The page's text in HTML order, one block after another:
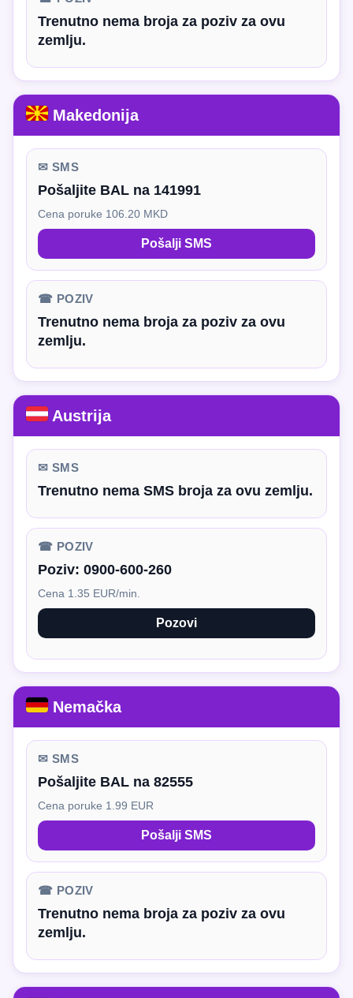
Trenutno nema broja za poziv za ovu
zemlju.
Makedonija
✉ SMS
Pošaljite BAL na 141991
Cena poruke 106.20 MKD
Pošalji SMS
☎ POZIV
Trenutno nema broja za poziv za ovu
zemlju.
Austrija
✉ SMS
Trenutno nema SMS broja za ovu zemlju.
☎ POZIV
Poziv: 0900-600-260
Cena 1.35 EUR/min.
Pozovi
Nemačka
✉ SMS
Pošaljite BAL na 82555
Cena poruke 1.99 EUR
Pošalji SMS
☎ POZIV
Trenutno nema broja za poziv za ovu
zemlju.